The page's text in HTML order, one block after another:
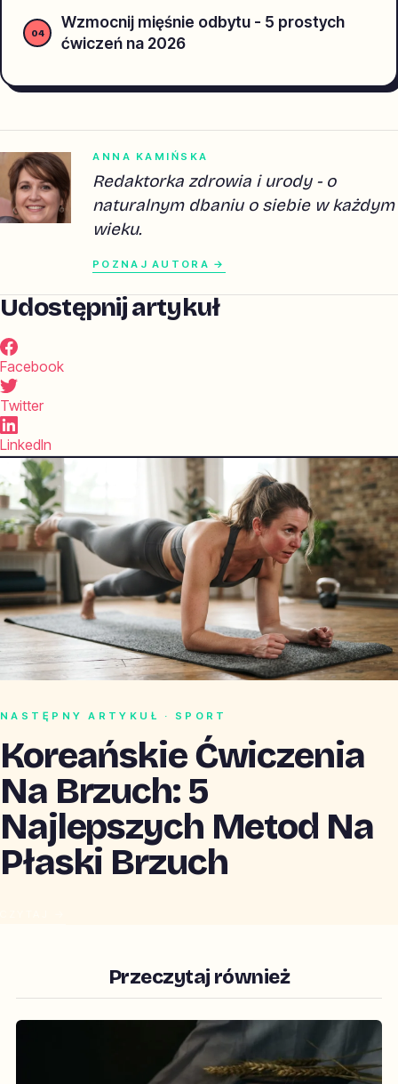
Wzmocnij mięśnie odbytu - 5 prostych
ćwiczeń na 2026
ANNA KAMIŃSKA
Redaktorka zdrowia i urody - o
naturalnym dbaniu o siebie w każdym
wieku.
POZNAJ AUTORA →
Udostępnij artykuł
Facebook
Twitter
LinkedIn
NASTĘPNY ARTYKUŁ · SPORT
Koreańskie Ćwiczenia
Na Brzuch: 5
Najlepszych Metod Na
Płaski Brzuch
Przeczytaj również